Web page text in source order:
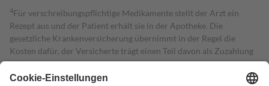
4Für verschreibungspflichtige Medikamente stellt der Arzt ein
Rezept aus und der Patient erhält sie in der Apotheke. Die
gesetzliche Krankenversicherung übernimmt in der Regel die
Kosten dafür, der Versicherte trägt einen Teil davon als Zuzahlung
mit.
Grundsätzlich leisten Mitglieder Zuzahlungen in Höhe von zehn